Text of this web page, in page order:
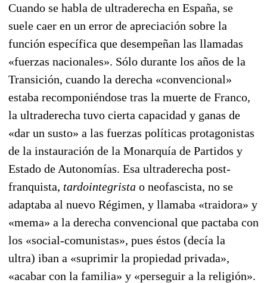
Cuando se habla de ultraderecha en España, se
suele caer en un error de apreciación sobre la
función específica que desempeñan las llamadas
«fuerzas nacionales». Sólo durante los años de la
Transición, cuando la derecha «convencional»
estaba recomponiéndose tras la muerte de Franco,
la ultraderecha tuvo cierta capacidad y ganas de
«dar un susto» a las fuerzas políticas protagonis­tas
de la instauración de la Monarquía de Partidos y
Estado de Autonomías. Esa ultraderecha post­
franquista, tardointegrista o neofascista, no se
adaptaba al nuevo Régimen, y llamaba «traidora» y
«mema» a la derecha convencional que pactaba con
los «social-comunistas», pues éstos (decía la
ultra) iban a «suprimir la propiedad privada»,
«acabar con la familia» y «perseguir a la religión».